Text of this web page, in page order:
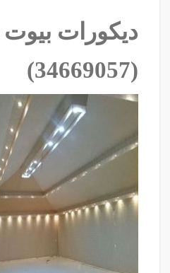
ديكورات
‫(34669057)‬ ‫‬